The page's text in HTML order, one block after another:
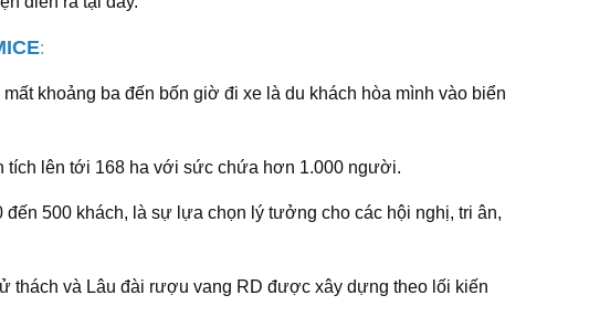
:
khoảng ba đến bốn giờ đi xe là du khách hòa mình vào biển
tích lên tới 168 ha với sức chứa hơn 1.000 người.
500 khách, là sự lựa chọn lý tưởng cho các hội nghị, tri ân,
thách và Lâu đài rượu vang RD được xây dựng theo lối kiến